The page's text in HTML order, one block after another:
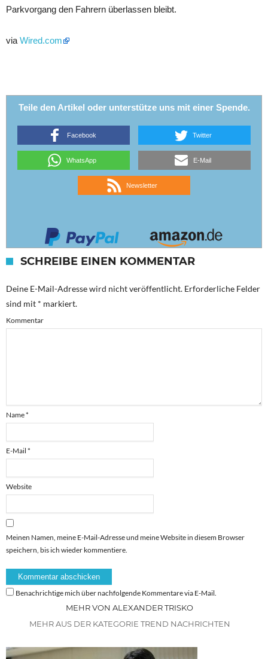
Parkvorgang den Fahrern überlassen bleibt.
via Wired.com
Teile den Artikel oder unterstütze uns mit einer Spende.
Facebook Twitter
WhatsApp E-Mail
Newsletter
SCHREIBE EINEN KOMMENTAR
Deine E-Mail-Adresse wird nicht veröffentlicht. Erforderliche Felder
sind mit * markiert.
Kommentar
Name*
E-Mail *
Website
Meinen Namen, meine E-Mail-Adresse und meine Website in diesem Browser
speichern, bis ich wieder kommentiere.
Benachrichtige mich über nachfolgende Kommentare via E-Mail.
MEHR VON ALEXANDER TRISKO
MEHR AUS DER KATEGORIE TREND NACHRICHTEN